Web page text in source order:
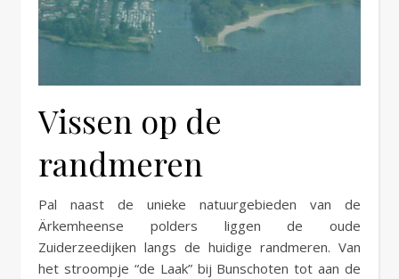
Vissen op de
randmeren
Pal naast de unieke natuurgebieden van de
Ärkemheense polders liggen de oude
Zuiderzeedijken langs de huidige randmeren. Van
het stroompje “de Laak” bij Bunschoten tot aan de